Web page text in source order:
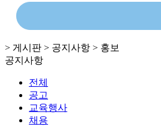
> 게시판 > 공지사항 > 홍보
공지사항
전체
공고
교육행사
채용